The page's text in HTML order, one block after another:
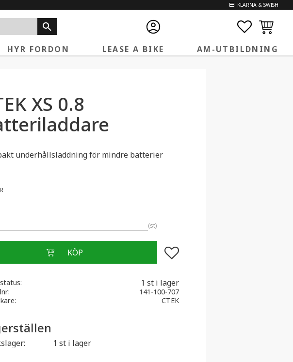
KLARNA & SWISH
HYR FORDON LEASE A BIKE AM-UTBILDNING
XS 0.8
underhållsladdning för mindre batterier
st
Lägg till i favoriter
1 st i lager
141-100-707
CTEK
1 st i lager